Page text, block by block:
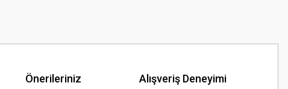
Önerileriniz Alışveriş Deneyimi